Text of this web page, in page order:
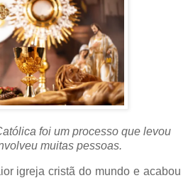
foi um processo que levou
muitas pessoas.
igreja cristã do mundo e acabou